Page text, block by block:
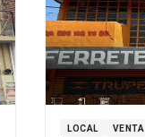
LOCAL VENTA